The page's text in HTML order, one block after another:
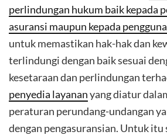
perlindungan hukum baik kepada
asuransi maupun kepada
untuk memastikan hak-hak dan
terlindungi dengan baik sesuai
kesetaraan dan perlindungan
penyedia layananyang diatur
peraturan perundang-undangan
dengan pengasuransian. Untuk itu